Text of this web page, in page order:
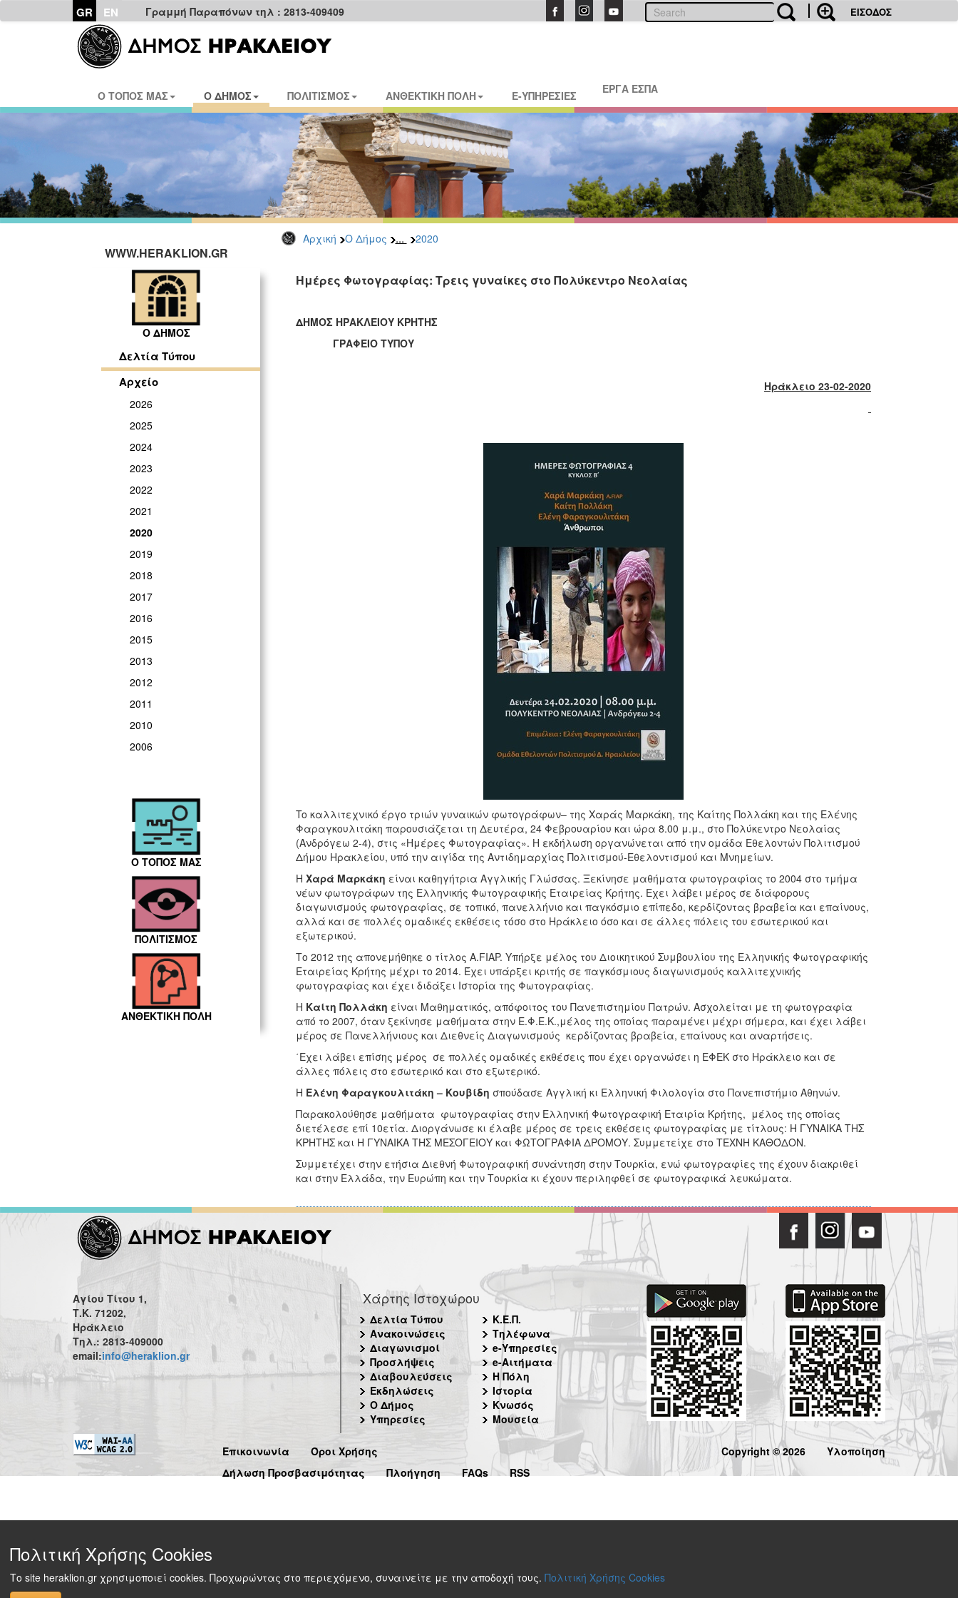
GR EN Γραμμή Παραπόνων τηλ : 2813-409409 ΕΙΣΟΔΟΣ
Ο ΤΟΠΟΣ ΜΑΣ Ο ΔΗΜΟΣ ΠΟΛΙΤΙΣΜΟΣ ΑΝΘΕΚΤΙΚΗ ΠΟΛΗ E-ΥΠΗΡΕΣΙΕΣ ΕΡΓΑ ΕΣΠΑ
Αρχική Ο Δήμος ... 2020
WWW.HERAKLION.GR
Ο ΔΗΜΟΣ
Δελτία Τύπου
Αρχείο
2026
2025
2024
2023
2022
2021
2020
2019
2018
2017
2016
2015
2013
2012
2011
2010
2006
Ο ΤΟΠΟΣ ΜΑΣ
ΠΟΛΙΤΙΣΜΟΣ
ΑΝΘΕΚΤΙΚΗ ΠΟΛΗ
Ημέρες Φωτογραφίας: Τρεις γυναίκες στο Πολύκεντρο Νεολαίας
ΔΗΜΟΣ ΗΡΑΚΛΕΙΟΥ ΚΡΗΤΗΣ
ΓΡΑΦΕΙΟ ΤΥΠΟΥ
Ηράκλειο 23-02-2020
To καλλιτεχνικό έργο τριών γυναικών φωτογράφων– της Χαράς Μαρκάκη, της Καίτης Πολλάκη και της Ελένης
Φαραγκουλιτάκη παρουσιάζεται τη Δευτέρα, 24 Φεβρουαρίου και ώρα 8.00 μ.μ., στο Πολύκεντρο Νεολαίας
(Ανδρόγεω 2-4), στις «Ημέρες Φωτογραφίας». Η εκδήλωση οργανώνεται από την ομάδα Εθελοντών Πολιτισμού
Δήμου Ηρακλείου, υπό την αιγίδα της Αντιδημαρχίας Πολιτισμού-Εθελοντισμού και Μνημείων.
Η Χαρά Μαρκάκη είναι καθηγήτρια Αγγλικής Γλώσσας. Ξεκίνησε μαθήματα φωτογραφίας το 2004 στο τμήμα
νέων φωτογράφων της Ελληνικής Φωτογραφικής Εταιρείας Κρήτης. Eχει λάβει μέρος σε διάφορους
διαγωνισμούς φωτογραφίας, σε τοπικό, πανελλήνιο και παγκόσμιο επίπεδο, κερδίζοντας βραβεία και επαίνους,
αλλά και σε πολλές ομαδικές εκθέσεις τόσο στο Ηράκλειο όσο και σε άλλες πόλεις του εσωτερικού και
εξωτερικού.
Το 2012 της απονεμήθηκε ο τίτλος A.FIAP. Υπήρξε μέλος του Διοικητικού Συμβουλίου της Ελληνικής Φωτογραφικής
Εταιρείας Κρήτης μέχρι το 2014. Έχει υπάρξει κριτής σε παγκόσμιους διαγωνισμούς καλλιτεχνικής
φωτογραφίας και έχει διδάξει Ιστορία της Φωτογραφίας.
Η Καίτη Πολλάκη είναι Μαθηματικός, απόφοιτος του Πανεπιστημίου Πατρών. Ασχολείται με τη φωτογραφία
από το 2007, όταν ξεκίνησε μαθήματα στην Ε.Φ.Ε.Κ.,μέλος της οποίας παραμένει μέχρι σήμερα, και έχει λάβει
μέρος σε Πανελλήνιους και Διεθνείς Διαγωνισμούς κερδίζοντας βραβεία, επαίνους και αναρτήσεις.
΄Εχει λάβει επίσης μέρος σε πολλές ομαδικές εκθέσεις που έχει οργανώσει η ΕΦΕΚ στο Ηράκλειο και σε
άλλες πόλεις στο εσωτερικό και στο εξωτερικό.
Η Ελένη Φαραγκουλιτάκη – Κουβίδη σπούδασε Αγγλική κι Ελληνική Φιλολογία στο Πανεπιστήμιο Αθηνών.
Παρακολούθησε μαθήματα φωτογραφίας στην Ελληνική Φωτογραφική Εταιρία Κρήτης, μέλος της οποίας
διετέλεσε επί 10ετία. Διοργάνωσε κι έλαβε μέρος σε τρεις εκθέσεις φωτογραφίας με τίτλους: Η ΓΥΝΑΙΚΑ ΤΗΣ
ΚΡΗΤΗΣ και Η ΓΥΝΑΙΚΑ ΤΗΣ ΜΕΣΟΓΕΙΟΥ και ΦΩΤΟΓΡΑΦΙΑ ΔΡΟΜΟΥ. Συμμετείχε στο ΤΕΧΝΗ ΚΑΘΌΔΟΝ.
Συμμετέχει στην ετήσια Διεθνή Φωτογραφική συνάντηση στην Τουρκία, ενώ φωτογραφίες της έχουν διακριθεί
και στην Ελλάδα, την Ευρώπη και την Τουρκία κι έχουν περιληφθεί σε φωτογραφικά λευκώματα.
Αγίου Τίτου 1,
Τ.Κ. 71202,
Ηράκλειο
Τηλ.: 2813-409000
email:info@heraklion.gr
Χάρτης Ιστοχώρου
Δελτία Τύπου
Ανακοινώσεις
Διαγωνισμοί
Προσλήψεις
Διαβουλεύσεις
Εκδηλώσεις
Ο Δήμος
Υπηρεσίες
Κ.Ε.Π.
Τηλέφωνα
e-Υπηρεσίες
e-Αιτήματα
Η Πόλη
Ιστορία
Κνωσός
Μουσεία
Επικοινωνία
Όροι Χρήσης
Δήλωση Προσβασιμότητας
Πλοήγηση FAQs RSS
Copyright © 2026 Υλοποίηση
Πολιτική Χρήσης Cookies
Το site heraklion.gr χρησιμοποιεί cookies. Προχωρώντας στο περιεχόμενο, συναινείτε με την αποδοχή τους. Πολιτική Χρήσης Cookies